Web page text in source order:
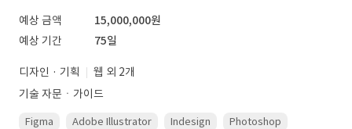
예상 금액
15,000,000원
예상 기간
75일
디자인 · 기획
웹 외 2개
기술 자문ㆍ가이드
Figma Adobe Illustrator Indesign Photoshop